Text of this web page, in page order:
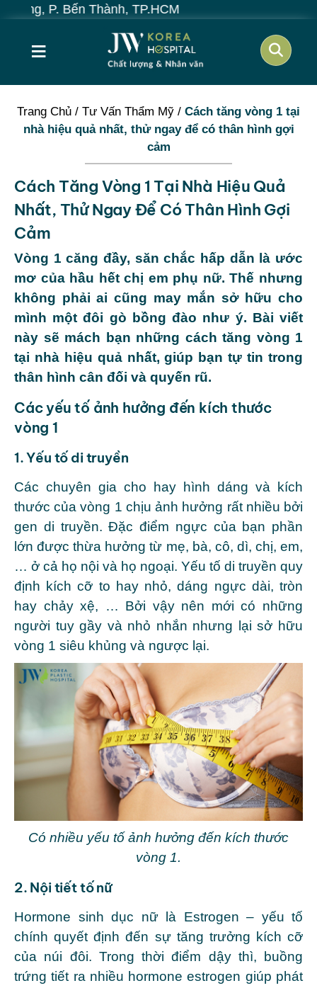
TP.HCM
≡
Trang Chủ / Tư Vấn Thẩm Mỹ / Cách tăng vòng 1 tại
nhà hiệu quả nhất, thử ngay để có thân hình gợi
cảm
Cách Tăng Vòng 1 Tại Nhà Hiệu Quả
Nhất, Thử Ngay Để Có Thân Hình Gợi
Cảm
Vòng 1 căng đầy, săn chắc hấp dẫn là ước
mơ của hầu hết chị em phụ nữ. Thế nhưng
không phải ai cũng may mắn sở hữu cho
mình một đôi gò bồng đào như ý. Bài viết
này sẽ mách bạn những cách tăng vòng 1
tại nhà hiệu quả nhất, giúp bạn tự tin trong
thân hình cân đối và quyến rũ.
Các yếu tố ảnh hưởng đến kích thước
vòng 1
1. Yếu tố di truyền
Các chuyên gia cho hay hình dáng và kích
thước của vòng 1 chịu ảnh hưởng rất nhiều bởi
gen di truyền. Đặc điểm ngực của bạn phần
lớn được thừa hưởng từ mẹ, bà, cô, dì, chị, em,
… ở cả họ nội và họ ngoại. Yếu tố di truyền quy
định kích cỡ to hay nhỏ, dáng ngực dài, tròn
hay chảy xệ, … Bởi vậy nên mới có những
người tuy gầy và nhỏ nhắn nhưng lại sở hữu
vòng 1 siêu khủng và ngược lại.
Có nhiều yếu tố ảnh hưởng đến kích thước
vòng 1.
2. Nội tiết tố nữ
Hormone sinh dục nữ là Estrogen – yếu tố
chính quyết định đến sự tăng trưởng kích cỡ
của núi đôi. Trong thời điểm dậy thì, buồng
trứng tiết ra nhiều hormone estrogen giúp phát